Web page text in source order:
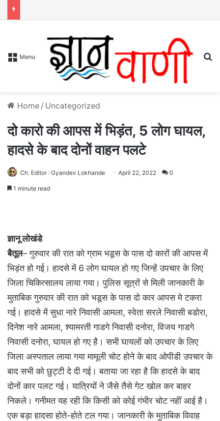
Menu
Home / Uncategorized
दो कारो की आपस में भिड़ंत, 5 लोग घायल,
हादसे के बाद दोनों वाहन पलटे
Ch. Editor : Gyandev Lokhande April 22, 2022 0
1 minute read
ज्ञानू लोखंडे
बैतूल– गुरुवार की रात को ग्राम भडूस के पास दो कारों की आपस में
भिड़ंत हो गई। हादसे में 6 लोग घायल हो गए जिन्हें उपचार के लिए
जिला चिकित्सालय लाया गया। पुलिस सूत्रों से मिली जानकारी के
मुताबिक गुरुवार की रात को भडूस के पास दो कार आपस मे टकरा
गई। हादसे में सुधा नारे निवासी आमला, स्वेता सरले निवासी बडोरा,
दिनेश नारे आमला, श्यामरती गाडगे निवासी दनोरा, विजय गाडगे
निवासी दनोरा, घायल हो गए है। सभी घायलों को उपचार के लिए
जिला अस्पताल लाया गया मामूली चोट होने के बाद ओपीडी उपचार के
बाद सभी को छुट्टी दे दी गई। बताया जा रहा है कि हादसे के बाद
दोनों कार पलट गई। यात्रियों ने जैसे तैसे गेट खोल कर बाहर
निकले। गनीमत यह रही कि किसी को कोई गंभीर चोट नहीं आई है।
एक बड़ा हादसा होते-होते टल गया। जानकारी के मुताबिक विवाह